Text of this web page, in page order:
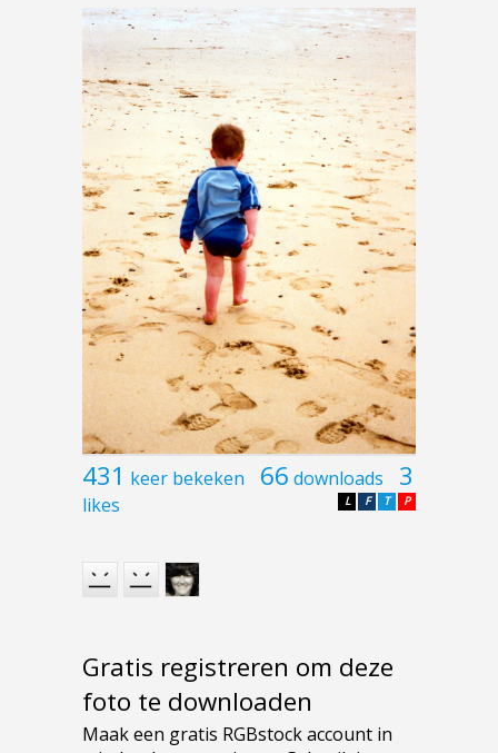
431 keer bekeken 66 downloads 3
likes P
T
F
L
Gratis registreren om deze
foto te downloaden